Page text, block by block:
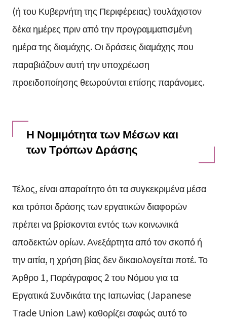
(ή του Κυβερνήτη της Περιφέρειας) τουλάχιστον
δέκα ημέρες πριν από την προγραμματισμένη
ημέρα της διαμάχης. Οι δράσεις διαμάχης που
παραβιάζουν αυτή την υποχρέωση
προειδοποίησης θεωρούνται επίσης παράνομες.
Η Νομιμότητα των Μέσων και
των Τρόπων Δράσης
Τέλος, είναι απαραίτητο ότι τα συγκεκριμένα μέσα
και τρόποι δράσης των εργατικών διαφορών
πρέπει να βρίσκονται εντός των κοινωνικά
αποδεκτών ορίων. Ανεξάρτητα από τον σκοπό ή
την αιτία, η χρήση βίας δεν δικαιολογείται ποτέ. Το
Άρθρο 1, Παράγραφος 2 του Νόμου για τα
Εργατικά Συνδικάτα της Ιαπωνίας (Japanese
Trade Union Law) καθορίζει σαφώς αυτό το